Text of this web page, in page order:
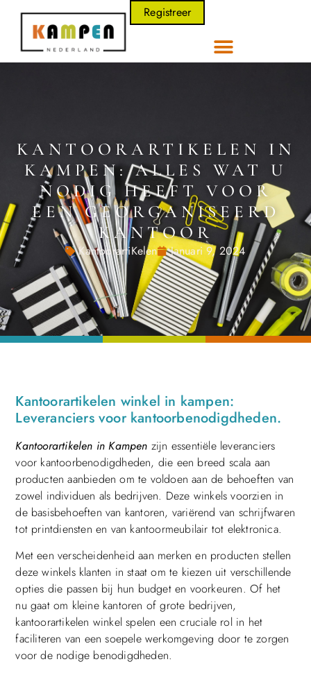
Registreer
KANTOORARTIKELEN IN
KAMPEN: ALLES WAT U
NODIG HEEFT VOOR
EEN GEORGANISEERD
KANTOOR
KantoorartiKelen Januari 9, 2024
Kantoorartikelen winkel in kampen:
Leveranciers voor kantoorbenodigdheden.
Kantoorartikelen in Kampen zijn essentiële leveranciers
voor kantoorbenodigdheden, die een breed scala aan
producten aanbieden om te voldoen aan de behoeften van
zowel individuen als bedrijven. Deze winkels voorzien in
de basisbehoeften van kantoren, variërend van schrijfwaren
tot printdiensten en van kantoormeubilair tot elektronica.
Met een verscheidenheid aan merken en producten stellen
deze winkels klanten in staat om te kiezen uit verschillende
opties die passen bij hun budget en voorkeuren. Of het
nu gaat om kleine kantoren of grote bedrijven,
kantoorartikelen winkel spelen een cruciale rol in het
faciliteren van een soepele werkomgeving door te zorgen
voor de nodige benodigdheden.